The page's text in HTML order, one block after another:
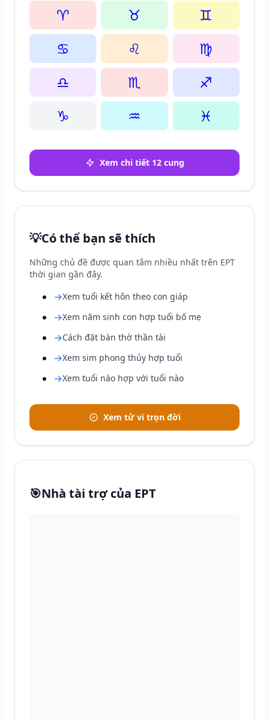
♈ ♉
♊
♋
♌
♍
♎
♏
♐
♑
♒ ♓
Xem chi tiết 12 cung
💡Có thể bạn sẽ thích
Những chủ đề được quan tâm nhiều nhất trên EPT
thời gian gần đây.
→Xem tuổi kết hôn theo con giáp
→Xem năm sinh con hợp tuổi bố mẹ
→Cách đặt bàn thờ thần tài
→Xem sim phong thủy hợp tuổi
→Xem tuổi nào hợp với tuổi nào
Xem tử vi trọn đời
🎯Nhà tài trợ của EPT